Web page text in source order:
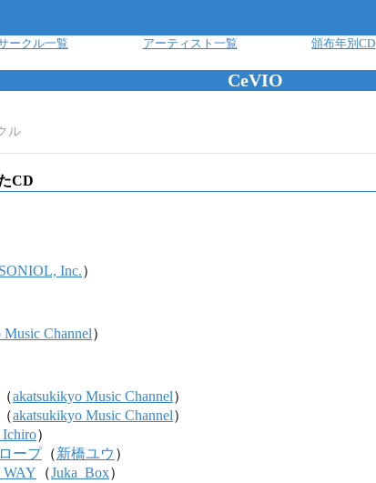
ークル一覧 アーティスト一覧 頒布年別CD
CeVIO
ル
CD
SONIOL, Inc.）
Music Channel）
（akatsukikyo Music Channel）
（akatsukikyo Music Channel）
Ichiro）
ープ（新橋ユウ ）
（Juka_Box）